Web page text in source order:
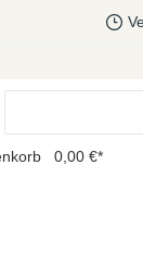
0,00 €*